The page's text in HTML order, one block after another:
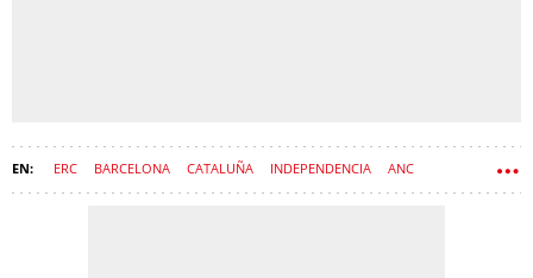
ERC BARCELONA CATALUÑA INDEPENDENCIA ANC